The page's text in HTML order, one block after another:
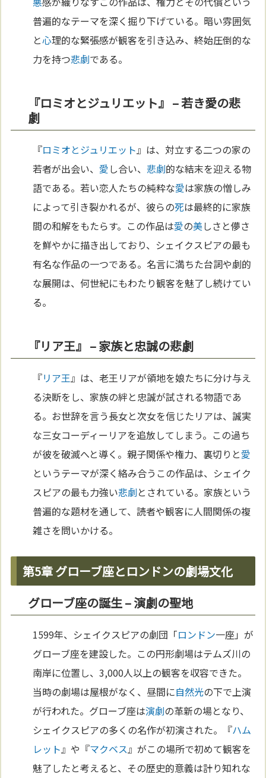
普遍的なテーマを深く掘り下げている。暗い雰囲気
と心理的な緊張感が観客を引き込み、終始圧倒的な
力を持つ悲劇である。
『ロミオとジュリエット』 – 若き愛の悲
劇
『ロミオとジュリエット 』は、対立する二つの家の
若者が出会い、 愛し合い、悲劇的な結末を迎える物
語である。若い恋人たちの純粋な愛は家族の憎しみ
によって引き裂かれるが、彼らの死は最終的に家族
間の和解をもたらす。この作品は愛の美しさと儚さ
を鮮やかに描き出しており、シェイクスピアの最も
有名な作品の一つである。名言に満ちた台詞や劇的
な展開は、何世紀にもわたり観客を魅了し続けてい
る。
『リア王』 – 家族と忠誠の悲劇
『リア王 』は、老王リアが領地を娘たちに分け与え
る決断をし、家族の絆と忠誠が試される物語であ
る。お世辞を言う長女と次女を信じたリアは、誠実
な三女コーディーリアを追放してしまう。この過ち
が彼を破滅へと導く。親子関係や権力、裏切りと愛
というテーマが深く絡み合うこの作品は、シェイク
スピアの最も力強い悲劇とされている。家族という
普遍的な題材を通して、読者や観客に人間関係の複
雑さを問いかける。
第5章 グローブ座とロンドンの劇場文化
グローブ座の誕生 – 演劇の聖地
1599年、シェイクスピアの劇団「ロンドン一座」が
グローブ座を建設した。この円形劇場はテムズ川の
南岸に位置し、3,000人以上の観客を収容できた。
当時の劇場は屋根がなく、昼間に自然光の下で上演
が行われた。グローブ座は演劇の革新の場となり、
シェイクスピアの多くの名作が初演された。『ハム
レット』や『マクベス』がこの場所で初めて観客を
魅了したと考えると、その歴史的意義は計り知れな